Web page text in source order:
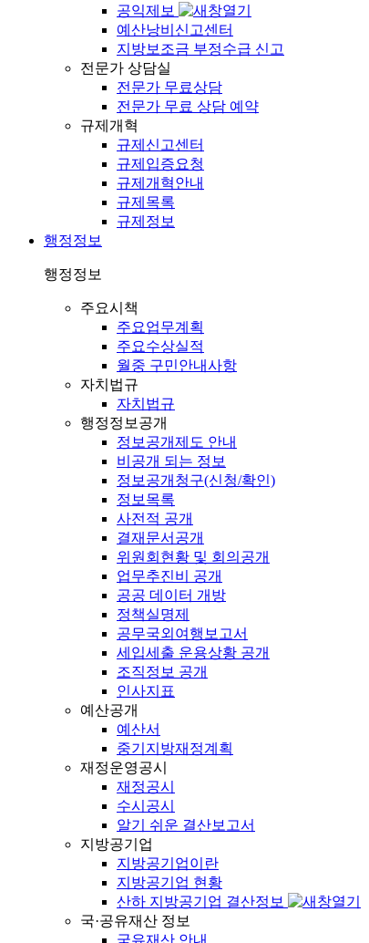
공익제보
예산낭비신고센터
지방보조금 부정수급 신고
전문가 상담실
전문가 무료상담
전문가 무료 상담 예약
규제개혁
규제신고센터
규제입증요청
규제개혁안내
규제목록
규제정보
행정정보
행정정보
주요시책
주요업무계획
주요수상실적
월중 구민안내사항
자치법규
자치법규
행정정보공개
정보공개제도 안내
비공개 되는 정보
정보공개청구(신청/확인)
정보목록
사전적 공개
결재문서공개
위원회현황 및 회의공개
업무추진비 공개
공공 데이터 개방
정책실명제
공무국외여행보고서
세입세출 운용상황 공개
조직정보 공개
인사지표
예산공개
예산서
중기지방재정계획
재정운영공시
재정공시
수시공시
알기 쉬운 결산보고서
지방공기업
지방공기업이란
지방공기업 현황
산하 지방공기업 결산정보
국·공유재산 정보
국유재산 안내